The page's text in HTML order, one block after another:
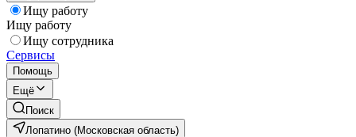
Ищу работу
Ищу работу
Ищу сотрудника
Сервисы
Помощь
Ещё
Поиск
Лопатино (Московская область)